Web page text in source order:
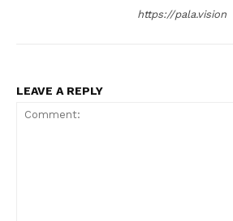
https://pala.vision
LEAVE A REPLY